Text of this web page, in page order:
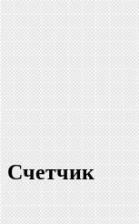
Счетчик